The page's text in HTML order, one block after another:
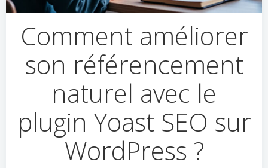
Comment améliorer
son référencement
naturel avec le
plugin Yoast SEO sur
WordPress ?